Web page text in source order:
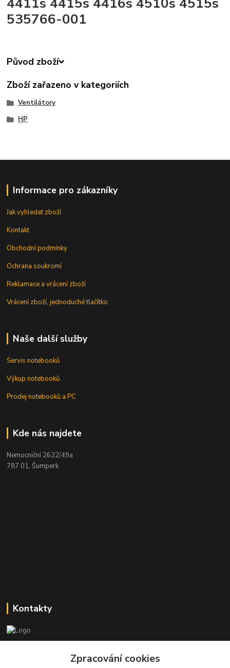
535766-001
Původ zboží
Zboží zařazeno v kategoriích
Ventilátory
HP
Informace pro zákazníky
Jak vyhledat zboží
Kontakt
Obchodní podmínky
Ochrana soukromí
Reklamace a vrácení zboží
Vrácení zboží, jednoduché tlačítko
Naše další služby
Servis notebooků
Výkup notebooků
Prodej notebooků a PC
Kde nás najdete
Nemocniční 2622/49a
787 01, Šumperk
Kontakty
+420 601 366 545Zpracování cookies